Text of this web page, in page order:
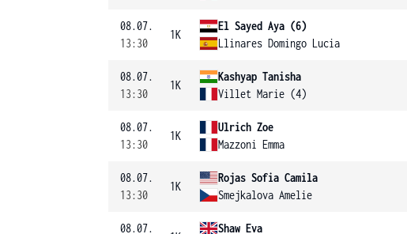
08.07.
13:30
1K
El Sayed Aya (6)
Llinares Domingo Lucia
08.07.
13:30
1K
Kashyap Tanisha
Villet Marie (4)
08.07.
13:30
1K
Ulrich Zoe
Mazzoni Emma
08.07.
13:30
1K
Rojas Sofia Camila
Smejkalova Amelie
08.07.
Shaw Eva